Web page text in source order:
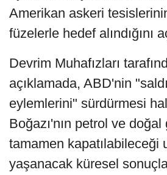
Amerikan askeri
füzelerle hedef alındığını
Devrim Muhafızları
açıklamada, ABD'nin
eylemlerini" sürdürmesi
Boğazı'nın petrol ve doğal
tamamen kapatılabileceği
yaşanacak küresel